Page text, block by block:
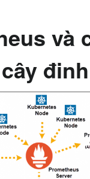
và